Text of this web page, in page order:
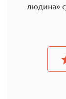
людина»